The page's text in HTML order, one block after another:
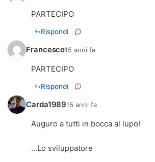
PARTECIPO
Rispondi
Francesco15 anni fa
PARTECIPO
Rispondi
Carda198915 anni fa
Auguro a tutti in bocca al lupo!
...Lo sviluppatore